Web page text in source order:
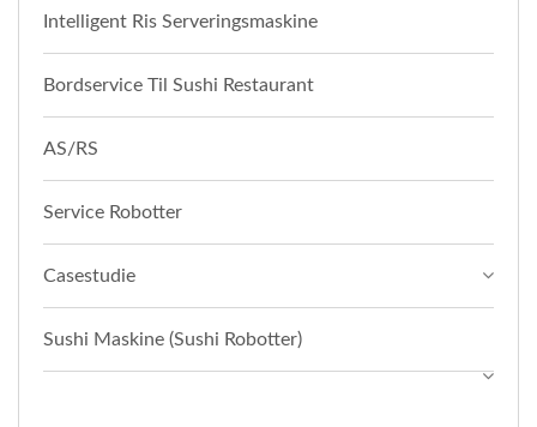
Intelligent Ris Serveringsmaskine
Bordservice Til Sushi Restaurant
AS/RS
Service Robotter
Casestudie
Sushi Maskine (Sushi Robotter)